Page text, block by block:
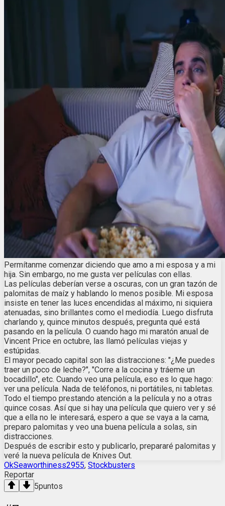
Permítanme comenzar diciendo que amo a mi esposa y a mi
hija. Sin embargo, no me gusta ver películas con ellas.
Las películas deberían verse a oscuras, con un gran tazón de
palomitas de maíz y hablando lo menos posible. Mi esposa
insiste en tener las luces encendidas al máximo, ni siquiera
atenuadas, sino brillantes como el mediodía. Luego disfruta
charlando y, quince minutos después, pregunta qué está
pasando en la película. O cuando hago mi maratón anual de
Vincent Price en octubre, las llamó películas viejas y
estúpidas.
El mayor pecado capital son las distracciones: "¿Me puedes
traer un poco de leche?", "Corre a la cocina y tráeme un
bocadillo", etc. Cuando veo una película, eso es lo que hago:
ver una película. Nada de teléfonos, ni portátiles, ni tabletas.
Todo el tiempo prestando atención a la película y no a otras
quince cosas. Así que si hay una película que quiero ver y sé
que a ella no le interesará, espero a que se vaya a la cama,
preparo palomitas y veo una buena película a solas, sin
distracciones.
Después de escribir esto y publicarlo, prepararé palomitas y
veré la nueva película de Knives Out.
OkSeaworthiness2955, Stockbusters
Reportar
5puntos